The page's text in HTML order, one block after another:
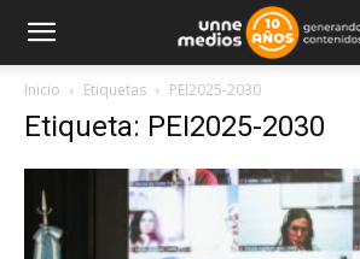
Inicio Etiquetas PEI2025-2030
Etiqueta: PEI2025-2030